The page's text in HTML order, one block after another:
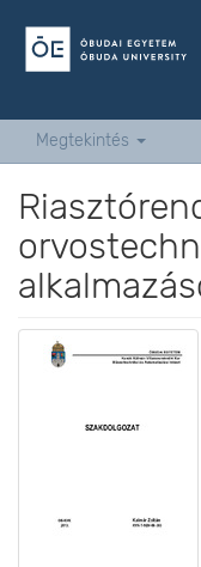
Megtekintés